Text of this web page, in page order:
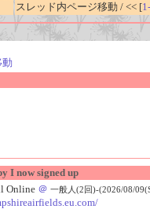
スレッド内ページ移動 / << [
動
I now signed up
Online ＠ 一般人(2回)-(2026/08/